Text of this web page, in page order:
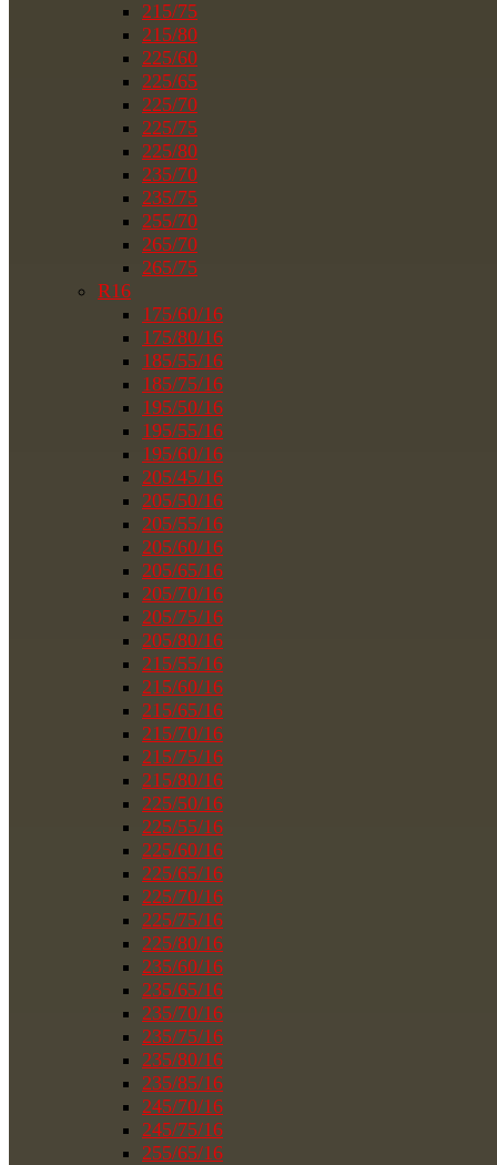
215/75
215/80
225/60
225/65
225/70
225/75
225/80
235/70
235/75
255/70
265/70
265/75
R16
175/60/16
175/80/16
185/55/16
185/75/16
195/50/16
195/55/16
195/60/16
205/45/16
205/50/16
205/55/16
205/60/16
205/65/16
205/70/16
205/75/16
205/80/16
215/55/16
215/60/16
215/65/16
215/70/16
215/75/16
215/80/16
225/50/16
225/55/16
225/60/16
225/65/16
225/70/16
225/75/16
225/80/16
235/60/16
235/65/16
235/70/16
235/75/16
235/80/16
235/85/16
245/70/16
245/75/16
255/65/16